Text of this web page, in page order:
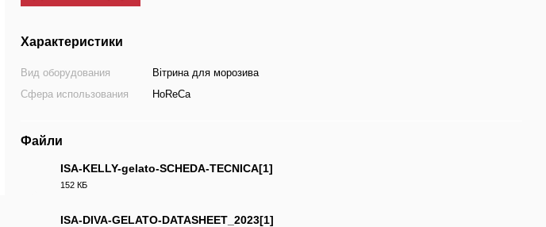
Характеристики
Вид оборудования
Вітрина для морозива
Сфера использования
HoReCa
Файли
ISA-KELLY-gelato-SCHEDA-TECNICA[1]
152 КБ
ISA-DIVA-GELATO-DATASHEET_2023[1]